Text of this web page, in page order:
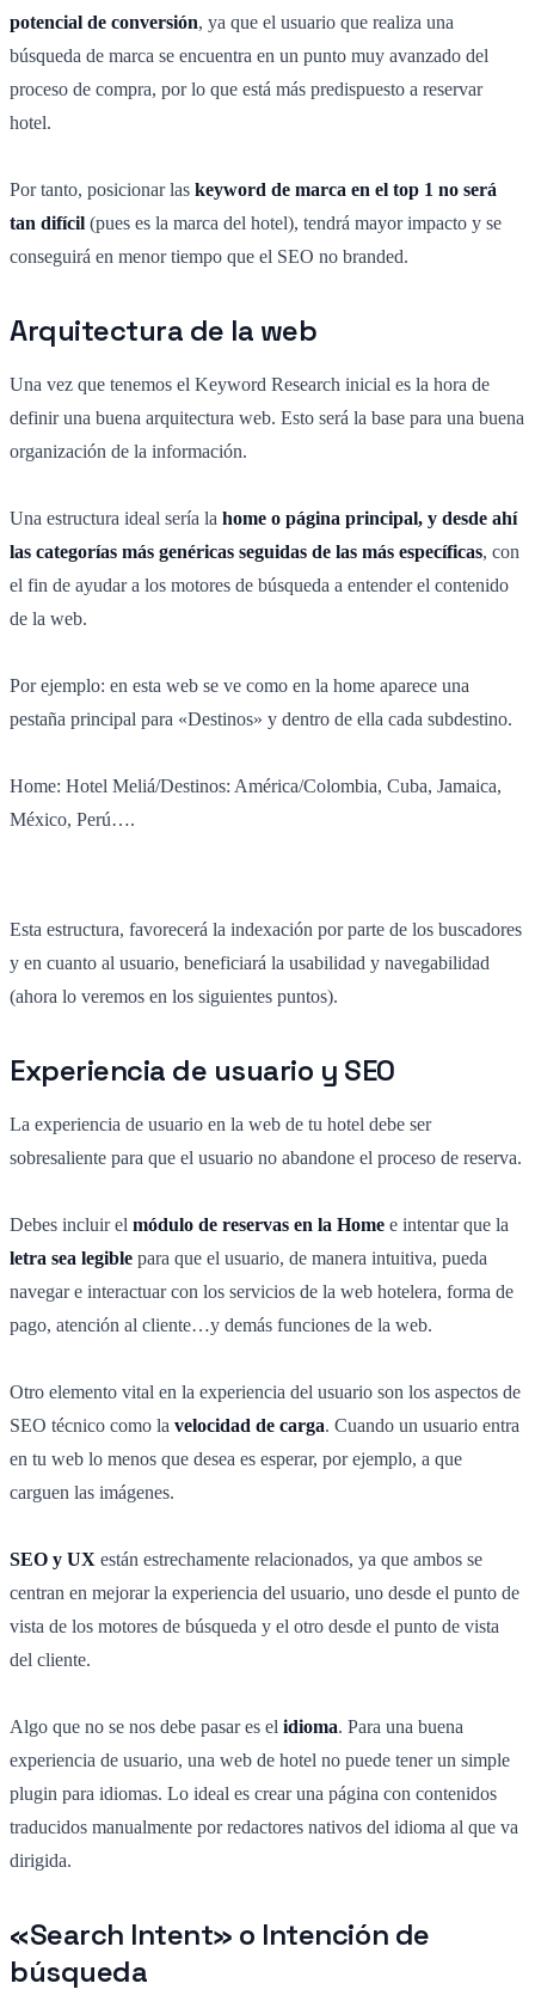
potencial de conversión, ya que el usuario que realiza una
búsqueda de marca se encuentra en un punto muy avanzado del
proceso de compra, por lo que está más predispuesto a reservar
hotel.
Por tanto, posicionar las keyword de marca en el top 1 no será
tan difícil (pues es la marca del hotel), tendrá mayor impacto y se
conseguirá en menor tiempo que el SEO no branded.
Arquitectura de la web
Una vez que tenemos el Keyword Research inicial es la hora de
definir una buena arquitectura web. Esto será la base para una buena
organización de la información.
Una estructura ideal sería la home o página principal, y desde ahí
las categorías más genéricas seguidas de las más específicas, con
el fin de ayudar a los motores de búsqueda a entender el contenido
de la web.
Por ejemplo: en esta web se ve como en la home aparece una
pestaña principal para «Destinos» y dentro de ella cada subdestino.
Home: Hotel Meliá/Destinos: América/Colombia, Cuba, Jamaica,
México, Perú….
Esta estructura, favorecerá la indexación por parte de los buscadores
y en cuanto al usuario, beneficiará la usabilidad y navegabilidad
(ahora lo veremos en los siguientes puntos).
Experiencia de usuario y SEO
La experiencia de usuario en la web de tu hotel debe ser
sobresaliente para que el usuario no abandone el proceso de reserva.
Debes incluir el módulo de reservas en la Home e intentar que la
letra sea legible para que el usuario, de manera intuitiva, pueda
navegar e interactuar con los servicios de la web hotelera, forma de
pago, atención al cliente…y demás funciones de la web.
Otro elemento vital en la experiencia del usuario son los aspectos de
SEO técnico como la velocidad de carga. Cuando un usuario entra
en tu web lo menos que desea es esperar, por ejemplo, a que
carguen las imágenes.
SEO y UX están estrechamente relacionados, ya que ambos se
centran en mejorar la experiencia del usuario, uno desde el punto de
vista de los motores de búsqueda y el otro desde el punto de vista
del cliente.
Algo que no se nos debe pasar es el idioma. Para una buena
experiencia de usuario, una web de hotel no puede tener un simple
plugin para idiomas. Lo ideal es crear una página con contenidos
traducidos manualmente por redactores nativos del idioma al que va
dirigida.
«Search Intent» o Intención de
búsqueda